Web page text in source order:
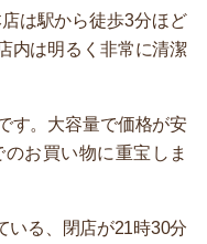
は駅から徒歩3分ほど
内は明るく非常に清潔
す。大容量で価格が安
お買い物に重宝しま
いる、閉店が21時30分